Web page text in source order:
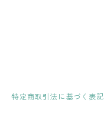
特定商取引法に基づく表記